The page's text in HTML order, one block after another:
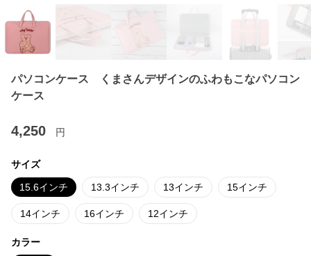
パソコンケース くまさんデザインのふわもこなパソコン
ケース
4,250 円
サイズ
15.6インチ 13.3インチ 13インチ 15インチ
14インチ 16インチ 12インチ
カラー